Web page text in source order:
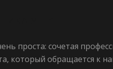
УГН”
проста: сочетая
который обращается к